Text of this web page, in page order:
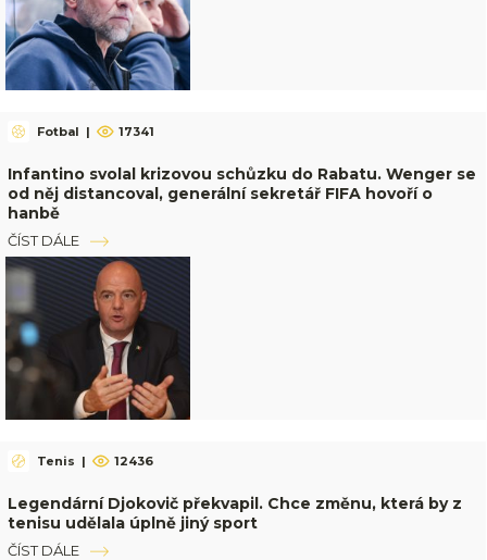
Fotbal | 17341
Infantino svolal krizovou schůzku do Rabatu. Wenger se
od něj distancoval, generální sekretář FIFA hovoří o
hanbě
ČÍST DÁLE
Tenis | 12436
Legendární Djokovič překvapil. Chce změnu, která by z
tenisu udělala úplně jiný sport
ČÍST DÁLE